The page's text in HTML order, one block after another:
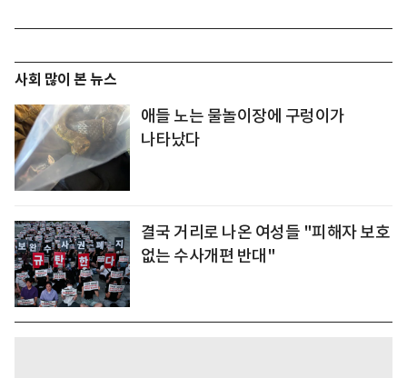
사회 많이 본 뉴스
애들 노는 물놀이장에 구렁이가
나타났다
결국 거리로 나온 여성들 "피해자 보호
없는 수사개편 반대"